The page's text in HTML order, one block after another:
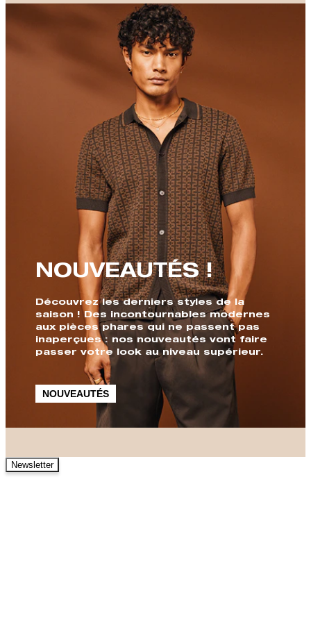
NOUVEAUTÉS !
Découvrez les derniers styles de la
saison ! Des incontournables modernes
aux pièces phares qui ne passent pas
inaperçues : nos nouveautés vont faire
passer votre look au niveau supérieur.
NOUVEAUTÉS
Newsletter